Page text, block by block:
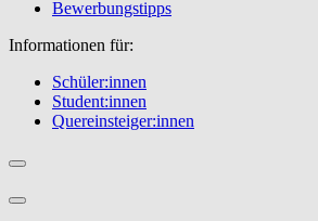
Bewerbungstipps
Informationen für:
Schüler:innen
Student:innen
Quereinsteiger:innen